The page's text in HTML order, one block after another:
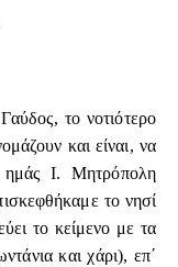
το νοτιότερο
και είναι, να
ημάς Ι. Μητρόπολη
το νησί
το κείμενο με τα
και χάρι), επ΄